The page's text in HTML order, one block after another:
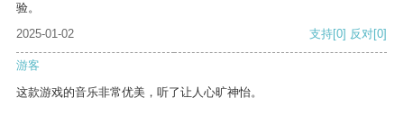
验。
2025-01-02
支持[0] 反对[0]
游客
这款游戏的音乐非常优美，听了让人心旷神怡。